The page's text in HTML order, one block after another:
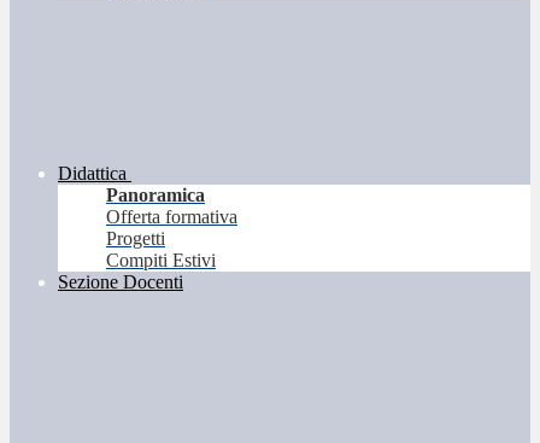
Didattica
Panoramica
Offerta formativa
Progetti
Compiti Estivi
Sezione Docenti